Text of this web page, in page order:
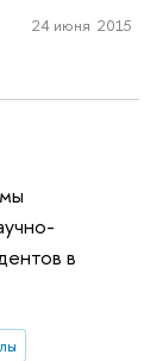
24 июня 2015
в